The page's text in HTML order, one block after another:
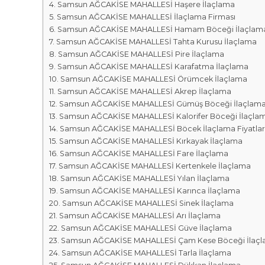
m
a
l
a
r
ı
k
a
s
ı
Samsun AĞCAKİSE MAHALLESİ Haşere İlaçlama
Samsun AĞCAKİSE MAHALLESİ İlaçlama Firması
Samsun AĞCAKİSE MAHALLESİ Hamam Böceği
Samsun AĞCAKİSE MAHALLESİ Tahta Kurusu İlaçlama
Samsun AĞCAKİSE MAHALLESİ Pire İlaçlama
Samsun AĞCAKİSE MAHALLESİ Karafatma İlaçlama
Samsun AĞCAKİSE MAHALLESİ Örümcek İlaçlama
Samsun AĞCAKİSE MAHALLESİ Akrep İlaçlama
Samsun AĞCAKİSE MAHALLESİ Gümüş Böceği İlaçlama
Samsun AĞCAKİSE MAHALLESİ Kalorifer Böceği
Samsun AĞCAKİSE MAHALLESİ Böcek İlaçlama
Samsun AĞCAKİSE MAHALLESİ Kırkayak İlaçlama
Samsun AĞCAKİSE MAHALLESİ Fare İlaçlama
Samsun AĞCAKİSE MAHALLESİ Kertenkele İlaçlama
Samsun AĞCAKİSE MAHALLESİ Yılan İlaçlama
Samsun AĞCAKİSE MAHALLESİ Karınca İlaçlama
Samsun AĞCAKİSE MAHALLESİ Sinek İlaçlama
Samsun AĞCAKİSE MAHALLESİ Arı İlaçlama
Samsun AĞCAKİSE MAHALLESİ Güve İlaçlama
Samsun AĞCAKİSE MAHALLESİ Çam Kese Böceği
Samsun AĞCAKİSE MAHALLESİ Tarla İlaçlama